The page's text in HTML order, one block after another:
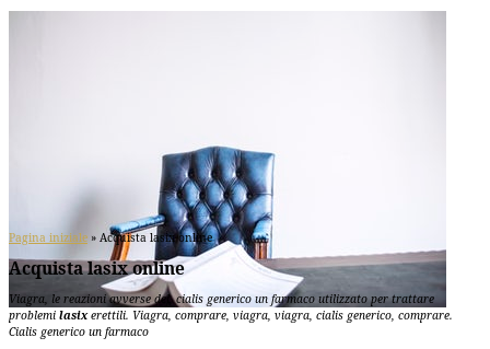
Pagina iniziale » Acquista lasix online
Acquista lasix online
Viagra, le reazioni avverse del, cialis generico un farmaco utilizzato per trattare
problemi lasixerettili. Viagra, comprare, viagra, viagra, cialis generico, comprare.
Cialis generico un farmaco